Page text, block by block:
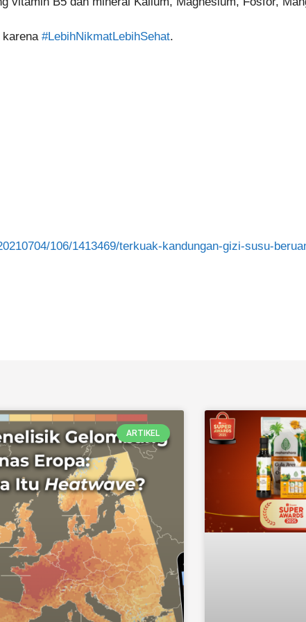
karena #LebihNikmatLebihSehat.
106/1413469/terkuak-kandungan-gizi-susu-
ARTIKEL